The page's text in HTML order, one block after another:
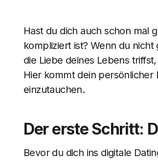
Hast du dich auch schon mal
kompliziert ist? Wenn du
die Liebe deines Lebens
Hier kommt dein persönlicher
einzutauchen.
Der erste Schritt:
Bevor du dich ins digitale